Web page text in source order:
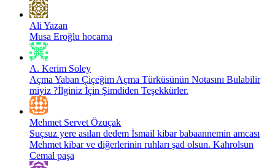
Ali Yazan
Musa Eroğlu hocama
A. Kerim Soley
Açma Yaban Çiçeğim Açma Türküsünün Notasını Bulabilir
miyiz ?İlginiz İçin Şimdiden Teşekkürler.
Mehmet Servet Özuçak
Suçsuz yere asılan dedem İsmail kibar babaannemin amcası
Mehmet kibar ve diğerlerinin ruhları şad olsun. Kahrolsun
Cemal paşa